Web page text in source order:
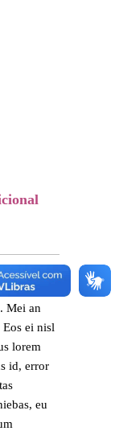
detr
Mei an
ei nisl
lorem
id, error
eu